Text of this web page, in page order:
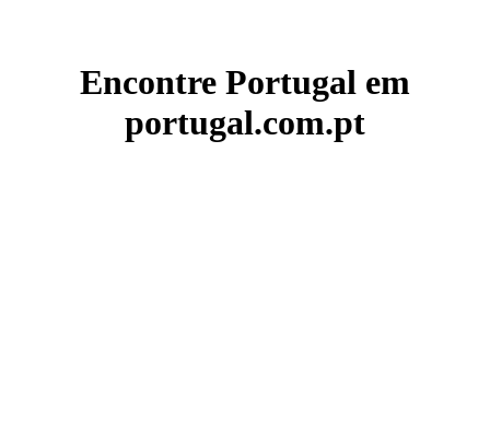
Encontre Portugal em
portugal.com.pt